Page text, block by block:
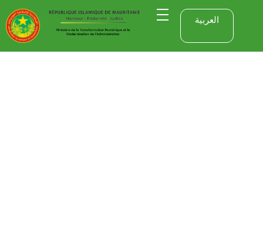
العربية